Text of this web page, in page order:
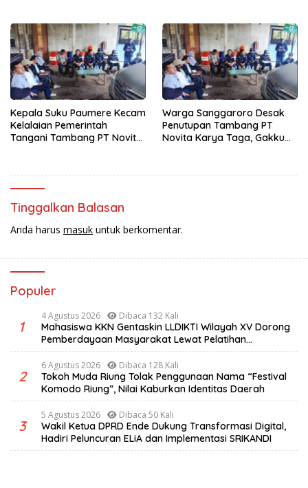
Kepala Suku Paumere Kecam
Kelalaian Pemerintah
Tangani Tambang PT Novita
Aksi
Warga Sanggaroro Desak
Penutupan Tambang PT
Novita Karya Taga, Gakkum
Tinggalkan Balasan
Anda harus masuk untuk berkomentar.
Populer
1
4 Agustus 2026 Dibaca 132 Kali
Mahasiswa KKN Gentaskin LLDIKTI Wilayah XV Dorong
Pemberdayaan Masyarakat Lewat Pelatihan
Pengolahan Hasil Alam di Desa Sisir
2
6 Agustus 2026 Dibaca 128 Kali
Tokoh Muda Riung Tolak Penggunaan Nama “Festival
Komodo Riung”, Nilai Kaburkan Identitas Daerah
3
5 Agustus 2026 Dibaca 50 Kali
Wakil Ketua DPRD Ende Dukung Transformasi Digital,
Hadiri Peluncuran ELiA dan Implementasi SRIKANDI